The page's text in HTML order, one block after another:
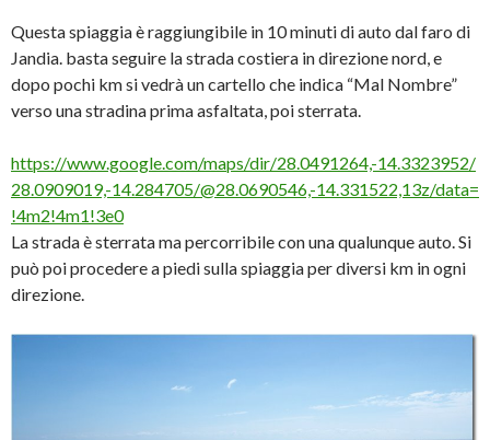
Questa spiaggia è raggiungibile in 10 minuti di auto dal faro di
Jandia. basta seguire la strada costiera in direzione nord, e
dopo pochi km si vedrà un cartello che indica “Mal Nombre”
verso una stradina prima asfaltata, poi sterrata.
https://www.google.com/maps/dir/28.0491264,-14.3323952/
28.0909019,-14.284705/@28.0690546,-14.331522,13z/data=
!4m2!4m1!3e0
La strada è sterrata ma percorribile con una qualunque auto. Si
può poi procedere a piedi sulla spiaggia per diversi km in ogni
direzione.